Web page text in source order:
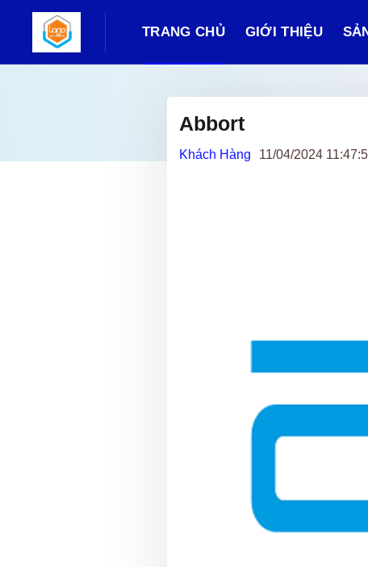
TRANG CHỦ GIỚI THIỆU
Abbort
Khách Hàng 11/04/2024